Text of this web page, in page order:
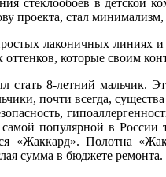
проекта, стал
лаконичных линиях
которые своим
8-летний мальчик.
почти всегда,
самой популярной в России
«Жаккард». Полотна
сумма в бюджете ремонта.